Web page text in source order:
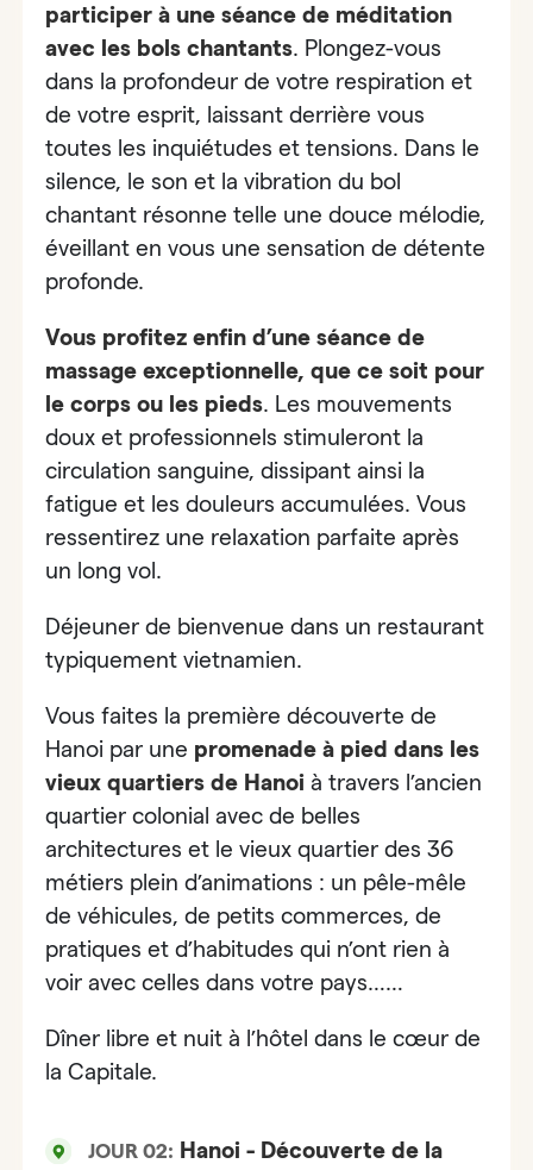
participer à une séance de méditation
avec les bols chantants. Plongez-vous
dans la profondeur de votre respiration et
de votre esprit, laissant derrière vous
toutes les inquiétudes et tensions. Dans le
silence, le son et la vibration du bol
chantant résonne telle une douce mélodie,
éveillant en vous une sensation de détente
profonde.
Vous profitez enfind’une séance de
massage exceptionnelle, que ce soit pour
le corps ou les pieds. Les mouvements
doux et professionnels stimuleront la
circulation sanguine, dissipant ainsi la
fatigue et les douleurs accumulées. Vous
ressentirez une relaxation parfaite après
un long vol.
Déjeuner de bienvenue dans un restaurant
typiquement vietnamien.
Vous faites la première découverte de
Hanoi par une promenade à pied dans les
vieux quartiers de Hanoi à travers l’ancien
quartier colonial avec de belles
architectures et le vieux quartier des 36
métiers plein d’animations : un pêle-mêle
de véhicules, de petits commerces, de
pratiques et d’habitudes qui n’ont rien à
voir avec celles dans votre pays……
Dîner libre et nuit à l’hôtel dans le cœur de
la Capitale.
JOUR 02: Hanoi - Découverte de la